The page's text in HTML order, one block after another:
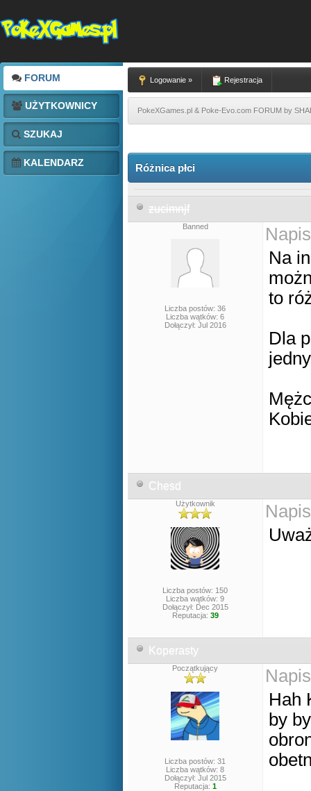
FORUM
UŻYTKOWNICY
SZUKAJ
KALENDARZ
Logowanie » Rejestracja
PokeXGames.pl & Poke-Evo.com FORUM by
Różnica płci
zucimnjf
Banned
Liczba postów: 36
Liczba wątków: 6
Dołączył: Jul 2016
Na
to
Dla
Chesd
Użytkownik
Liczba postów: 150
Liczba wątków: 9
Dołączył: Dec 2015
Reputacja: 39
Koperasty
Początkujący
Liczba postów: 31
Liczba wątków: 8
Dołączył: Jul 2015
Reputacja: 1
Hah
by